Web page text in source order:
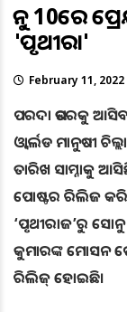
ଜୁନ୍ 10ରେ
'ପୃଥୀରାଜ'
February 11,
ପରଦା ଉପରକୁ ଆସିବ
ଓ୍ବାର୍ଲଡ ମାନୁଷୀ
ତାରିଖ ସାମ୍ନାକୁ
ପୋଷ୍ଟର ରିଲିଜ କରି
‘ପୃଥୀରାଜ’ରୁ ସୋନୁ
କୁମାରଙ୍କ ମୋସନ
ରିଲିଜ୍ ହୋଇଛି।